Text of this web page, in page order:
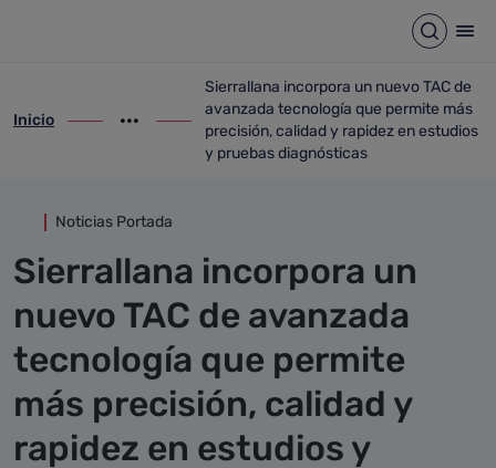
Abrir
ir-a inicio
Inicio
Mostrar opciones del camino de migas
ir-a Sierrallana incorpora un nuevo
Sierrallana incorpora un nuevo TAC de
avanzada tecnología que permite más
precisión, calidad y rapidez en estudios
y pruebas diagnósticas
Noticias Portada
Sierrallana incorpora un
nuevo TAC de avanzada
tecnología que permite
más precisión, calidad y
rapidez en estudios y